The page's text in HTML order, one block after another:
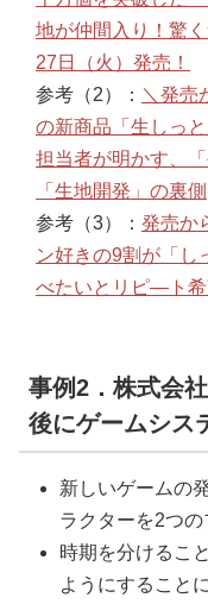
地が仲間入り！驚
27日（火）発売！
参考（2）： ＼発売
の新商品「生しっ
担当者が明かす、
「生地開発」の裏側
参考（3）： 発売か
ン好きの9割が「し
べたいとリピ―ト希
事例2．株式会
後にゲームシス
新しいゲームの
ラクターを2つ
時期を分けるこ
ようにすること